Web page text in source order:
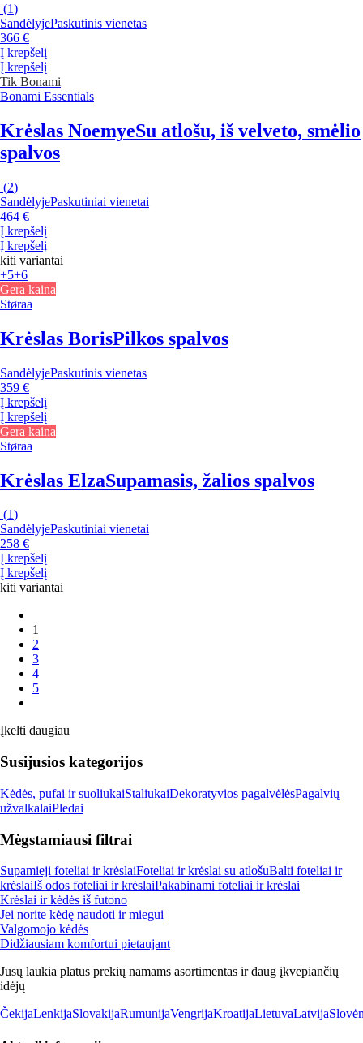
(1)
SandėlyjePaskutinis vienetas
366 €
Į krepšelį
Į krepšelį
Tik Bonami
Bonami Essentials
Krėslas NoemyeSu atlošu, iš velveto, smėlio
spalvos
(2)
SandėlyjePaskutiniai vienetai
464 €
Į krepšelį
Į krepšelį
kiti variantai
+5+6
Gera kaina
Støraa
Krėslas BorisPilkos spalvos
SandėlyjePaskutinis vienetas
359 €
Į krepšelį
Į krepšelį
Gera kaina
Støraa
Krėslas ElzaSupamasis, žalios spalvos
(1)
SandėlyjePaskutiniai vienetai
258 €
Į krepšelį
Į krepšelį
kiti variantai
1
2
3
4
5
Įkelti daugiau
Susijusios kategorijos
Kėdės, pufai ir suoliukaiStaliukaiDekoratyvios pagalvėlėsPagalvių
užvalkalaiPledai
Mėgstamiausi filtrai
Supamieji foteliai ir krėslaiFoteliai ir krėslai su atlošuBalti foteliai ir
krėslaiIš odos foteliai ir krėslaiPakabinami foteliai ir krėslai
Krėslai ir kėdės iš futono
Jei norite kėdę naudoti ir miegui
Valgomojo kėdės
Didžiausiam komfortui pietaujant
Jūsų laukia platus prekių namams asortimentas ir daug įkvepiančių
idėjų
ČekijaLenkijaSlovakijaRumunijaVengrijaKroatijaLietuvaLatvija